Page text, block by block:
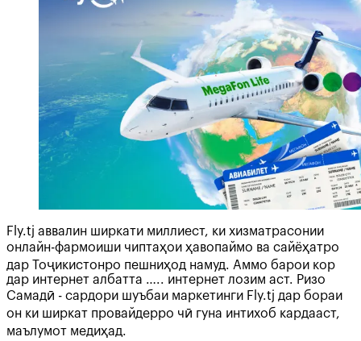
Fly.tj аввалин ширкати миллиест, ки хизматрасонии
онлайн-фармоиши чиптаҳои ҳавопаймо ва сайёҳатро
дар Тоҷикистонро пешниҳод намуд. Аммо барои кор
дар интернет албатта ….. интернет лозим аст. Ризо
Самадӣ - сардори шуъбаи маркетинги Fly.tj дар бораи
он ки ширкат провайдерро чӣ гуна интихоб кардааст,
маълумот медиҳад.